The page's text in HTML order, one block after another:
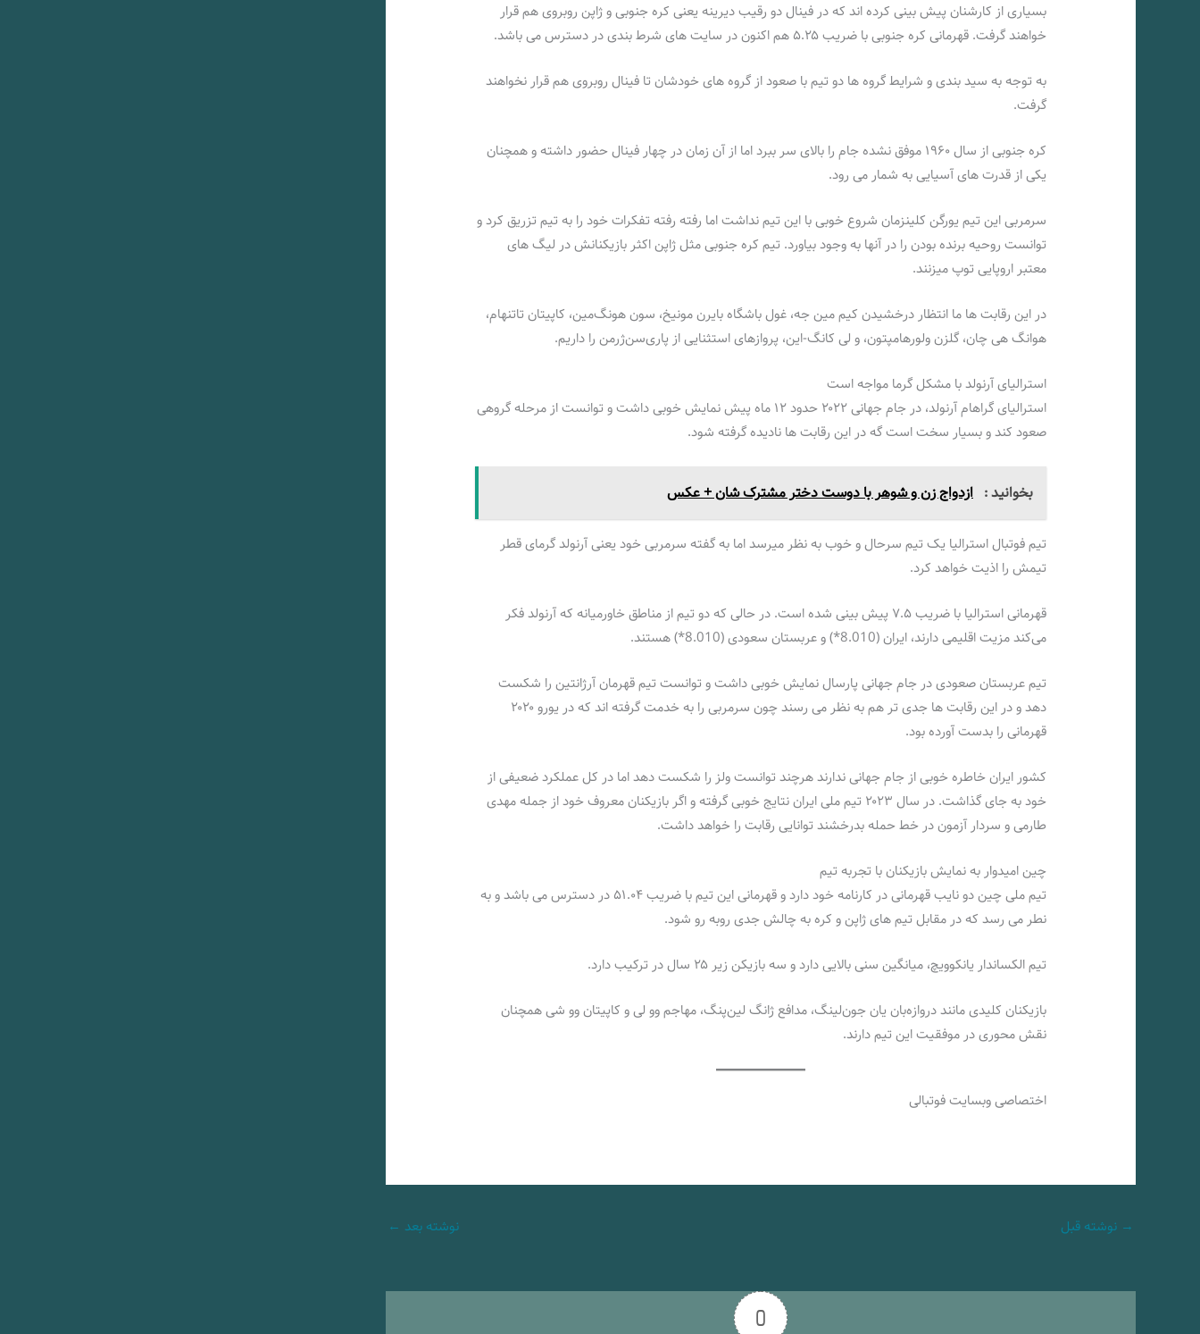
بسیاری از کارشنان پیش بینی کرده اند که در فینال دو رقیب دیرینه یعنی کره جنوبی و ژاپن روبروی هم قرار
خواهند گرفت. قهرمانی کره جنوبی با ضریب ۵.۲۵ هم اکنون در سایت های شرط بندی در دسترس می باشد.
به توجه به سید بندی و شرایط گروه ها دو تیم با صعود از گروه های خودشان تا فینال روبروی هم قرار نخواهند
گرفت.
کره جنوبی از سال ۱۹۶۰ موفق نشده جام را بالای سر ببرد اما از آن زمان در چهار فینال حضور داشته و همچنان
یکی از قدرت های آسیایی به شمار می رود.
سرمربی این تیم یورگن کلینزمان شروع خوبی با این تیم نداشت اما رفته رفته تفکرات خود را به تیم تزریق کرد و
توانست روحیه برنده بودن را در آنها به وجود بیاورد. تیم کره جنوبی مثل ژاپن اکثر بازیکنانش در لیگ های
معتبر اروپایی توپ میزنند.
در این رقابت ها ما انتظار درخشیدن کیم مین جه، غول باشگاه بایرن مونیخ، سون هونگ‌مین، کاپیتان تاتنهام،
هوانگ هی چان، گلزن ولورهامپتون، و لی کانگ-این، پروازهای استثنایی از پاری‌سن‌ژرمن را داریم.
استرالیای آرنولد با مشکل گرما مواجه است
استرالیای گراهام آرنولد، در جام جهانی ۲۰۲۲ حدود ۱۲ ماه پیش نمایش خوبی داشت و توانست از مرحله گروهی
صعود کند و بسیار سخت است گه در این رقابت ها نادیده گرفته شود.
بخوانید : ازدواج زن و شوهر با دوست دختر مشترک شان + عکس
تیم فوتبال استرالیا یک تیم سرحال و خوب به نظر میرسد اما به گفته سرمربی خود یعنی آرنولد گرمای قطر
تیمش را اذیت خواهد کرد.
قهرمانی استرالیا با ضریب ۷.۵ پیش بینی شده است. در حالی که دو تیم از مناطق خاورمیانه که آرنولد فکر
می‌کند مزیت اقلیمی دارند، ایران (8.010*) و عربستان سعودی (8.010*) هستند.
تیم عربستان صعودی در جام جهانی پارسال نمایش خوبی داشت و توانست تیم قهرمان آرژانتین را شکست
دهد و در این رقابت ها جدی تر هم به نظر می رسند چون سرمربی را به خدمت گرفته اند که در یورو ۲۰۲۰
قهرمانی را بدست آورده بود.
کشور ایران خاطره خوبی از جام جهانی ندارند هرچند توانست ولز را شکست دهد اما در کل عملکرد ضعیفی از
خود به جای گذاشت. در سال ۲۰۲۳ تیم ملی ایران نتایج خوبی گرفته و اگر بازیکنان معروف خود از جمله مهدی
طارمی و سردار آزمون در خط حمله بدرخشند توانایی رقابت را خواهد داشت.
چین امیدوار به نمایش بازیکنان با تجربه تیم
تیم ملی چین دو نایب قهرمانی در کارنامه خود دارد و قهرمانی این تیم با ضریب ۵۱.۰۴ در دسترس می باشد و به
نطر می رسد که در مقابل تیم های ژاپن و کره به چالش جدی روبه رو شود.
تیم الکساندار یانکوویچ، میانگین سنی بالایی دارد و سه بازیکن زیر ۲۵ سال در ترکیب دارد.
بازیکنان کلیدی مانند دروازه‌بان یان جون‌لینگ، مدافع ژانگ لین‌پنگ، مهاجم وو لی و کاپیتان وو شی همچنان
نقش محوری در موفقیت این تیم دارند.
اختصاصی وبسایت فوتبالی
→ نوشته قبل نوشته بعد ←
0